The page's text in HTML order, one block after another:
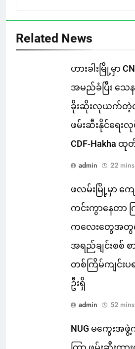
Related News
ဟားခါးမြို့မှာ
အမည်ခံပြီး သေ
ခိုးဆိုးလုယက်
ဖမ်းဆီးနိုင်ရေးလု
CDF-Hakha ထု
admin 22
ဖလမ်းမြို့မှာ ကျ
ကင်းကွာနေတာ က
ကလေးတွေအတွ
အရည်ချင်းစစ် စ
တစ်ကြိမ်ကျင်းပ
ဦးရှိ
admin 52
NUG မကွေးအ